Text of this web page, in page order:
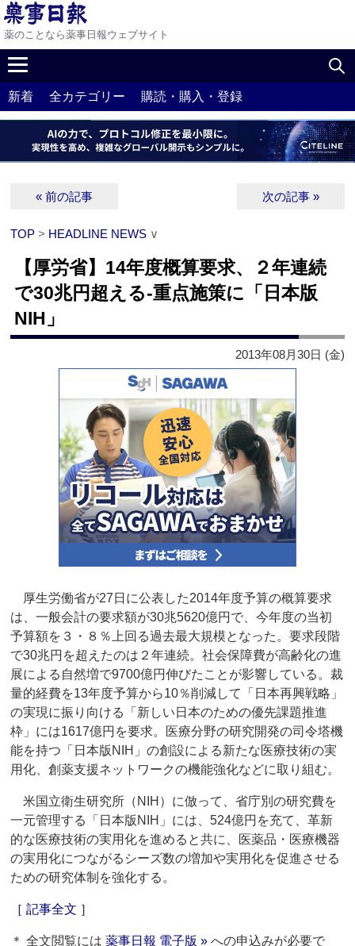
薬のことなら薬事日報ウェブサイト
新着 全カテゴリー 購読・購入・登録
« 前の記事 次の記事 »
TOP > HEADLINE NEWS ∨
【厚労省】14年度概算要求、２年連続
で30兆円超える‐重点施策に「日本版
NIH」
2013年08月30日 (金)
厚生労働省が27日に公表した2014年度予算の概算要求
は、一般会計の要求額が30兆5620億円で、今年度の当初
予算額を３・８％上回る過去最大規模となった。要求段階
で30兆円を超えたのは２年連続。社会保障費が高齢化の進
展による自然増で9700億円伸びたことが影響している。裁
量的経費を13年度予算から10％削減して「日本再興戦略」
の実現に振り向ける「新しい日本のための優先課題推進
枠」には1617億円を要求。医療分野の研究開発の司令塔機
能を持つ「日本版NIH」の創設による新たな医療技術の実
用化、創薬支援ネットワークの機能強化などに取り組む。
米国立衛生研究所（NIH）に倣って、省庁別の研究費を
一元管理する「日本版NIH」には、524億円を充て、革新
的な医療技術の実用化を進めると共に、医薬品・医療機器
の実用化につながるシーズ数の増加や実用化を促進させる
ための研究体制を強化する。
［ 記事全文 ］
＊ 全文閲覧には薬事日報 電子版 » への申込みが必要で